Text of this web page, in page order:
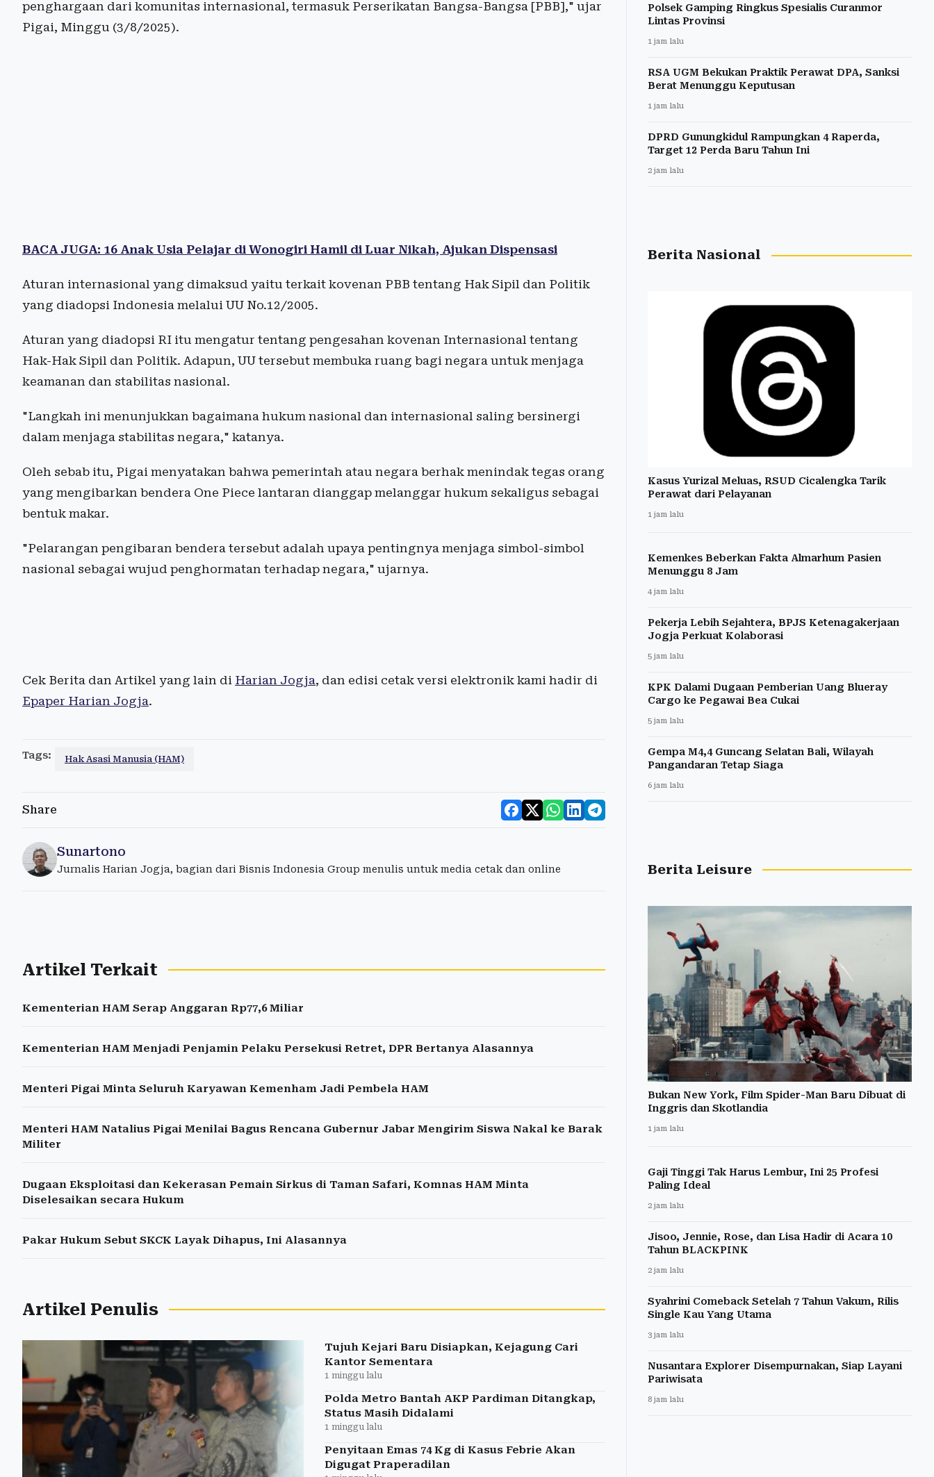
penghargaan dari komunitas internasional, termasuk Perserikatan Bangsa-Bangsa [PBB]," ujar
Pigai, Minggu (3/8/2025).
BACA JUGA: 16 Anak Usia Pelajar di Wonogiri Hamil di Luar Nikah, Ajukan Dispensasi
Aturan internasional yang dimaksud yaitu terkait kovenan PBB tentang Hak Sipil dan Politik
yang diadopsi Indonesia melalui UU No.12/2005.
Aturan yang diadopsi RI itu mengatur tentang pengesahan kovenan Internasional tentang
Hak-Hak Sipil dan Politik. Adapun, UU tersebut membuka ruang bagi negara untuk menjaga
keamanan dan stabilitas nasional.
"Langkah ini menunjukkan bagaimana hukum nasional dan internasional saling bersinergi
dalam menjaga stabilitas negara," katanya.
Oleh sebab itu, Pigai menyatakan bahwa pemerintah atau negara berhak menindak tegas orang
yang mengibarkan bendera One Piece lantaran dianggap melanggar hukum sekaligus sebagai
bentuk makar.
"Pelarangan pengibaran bendera tersebut adalah upaya pentingnya menjaga simbol-simbol
nasional sebagai wujud penghormatan terhadap negara," ujarnya.
Cek Berita dan Artikel yang lain di Harian Jogja, dan edisi cetak versi elektronik kami hadir di
Epaper Harian Jogja.
Tags: Hak Asasi Manusia (HAM)
Share
Sunartono
Jurnalis Harian Jogja, bagian dari Bisnis Indonesia Group menulis untuk media cetak dan online
Artikel Terkait
Kementerian HAM Serap Anggaran Rp77,6 Miliar
Kementerian HAM Menjadi Penjamin Pelaku Persekusi Retret, DPR Bertanya Alasannya
Menteri Pigai Minta Seluruh Karyawan Kemenham Jadi Pembela HAM
Menteri HAM Natalius Pigai Menilai Bagus Rencana Gubernur Jabar Mengirim Siswa Nakal ke Barak
Militer
Dugaan Eksploitasi dan Kekerasan Pemain Sirkus di Taman Safari, Komnas HAM Minta
Diselesaikan secara Hukum
Pakar Hukum Sebut SKCK Layak Dihapus, Ini Alasannya
Artikel Penulis
Tujuh Kejari Baru Disiapkan, Kejagung Cari
Kantor Sementara
1 minggu lalu
Polda Metro Bantah AKP Pardiman Ditangkap,
Status Masih Didalami
1 minggu lalu
Penyitaan Emas 74 Kg di Kasus Febrie Akan
Digugat Praperadilan
Polsek Gamping Ringkus Spesialis Curanmor
Lintas Provinsi
1 jam lalu
RSA UGM Bekukan Praktik Perawat DPA, Sanksi
Berat Menunggu Keputusan
1 jam lalu
DPRD Gunungkidul Rampungkan 4 Raperda,
Target 12 Perda Baru Tahun Ini
2 jam lalu
Berita Nasional
Kasus Yurizal Meluas, RSUD Cicalengka Tarik
Perawat dari Pelayanan
1 jam lalu
Kemenkes Beberkan Fakta Almarhum Pasien
Menunggu 8 Jam
4 jam lalu
Pekerja Lebih Sejahtera, BPJS Ketenagakerjaan
Jogja Perkuat Kolaborasi
5 jam lalu
KPK Dalami Dugaan Pemberian Uang Blueray
Cargo ke Pegawai Bea Cukai
5 jam lalu
Gempa M4,4 Guncang Selatan Bali, Wilayah
Pangandaran Tetap Siaga
6 jam lalu
Berita Leisure
Bukan New York, Film Spider-Man Baru Dibuat di
Inggris dan Skotlandia
1 jam lalu
Gaji Tinggi Tak Harus Lembur, Ini 25 Profesi
Paling Ideal
2 jam lalu
Jisoo, Jennie, Rose, dan Lisa Hadir di Acara 10
Tahun BLACKPINK
2 jam lalu
Syahrini Comeback Setelah 7 Tahun Vakum, Rilis
Single Kau Yang Utama
3 jam lalu
Nusantara Explorer Disempurnakan, Siap Layani
Pariwisata
8 jam lalu